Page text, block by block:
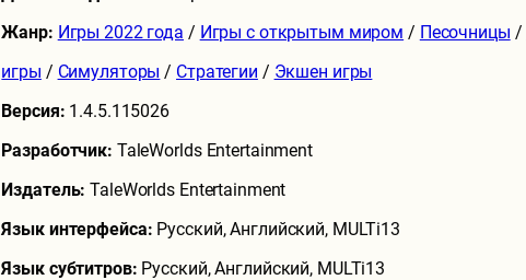
Жанр: Игры 2022 года / Игры с открытым миром / Песочницы /
игры / Симуляторы / Стратегии / Экшен игры
Версия: 1.4.5.115026
Разработчик: TaleWorlds Entertainment
Издатель:TaleWorlds Entertainment
Язык интерфейса: Русский, Английский, MULTi13
Язык субтитров: Русский, Английский, MULTi13